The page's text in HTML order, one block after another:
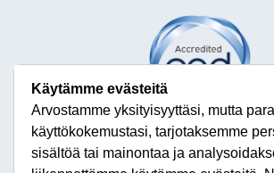
Käytämme evästeitä
Arvostamme yksityisyyttäsi, mutta
käyttökokemustasi, tarjotaksemme
sisältöä tai mainontaa ja